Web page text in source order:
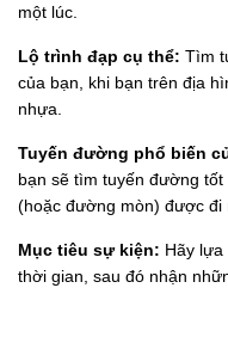
một lúc.
Lộ trình đạp cụ thể: Tìm
của bạn, khi bạn trên địa
nhựa.
Tuyến đường phổ biến
bạn sẽ tìm tuyến đường
(hoặc đường mòn) được đi
Mục tiêu sự kiện: Hãy lựa
thời gian, sau đó nhận